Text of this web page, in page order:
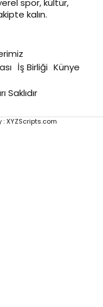
spor, kültür,
kalın.
İş Birliği Künye
:XYZScripts.com